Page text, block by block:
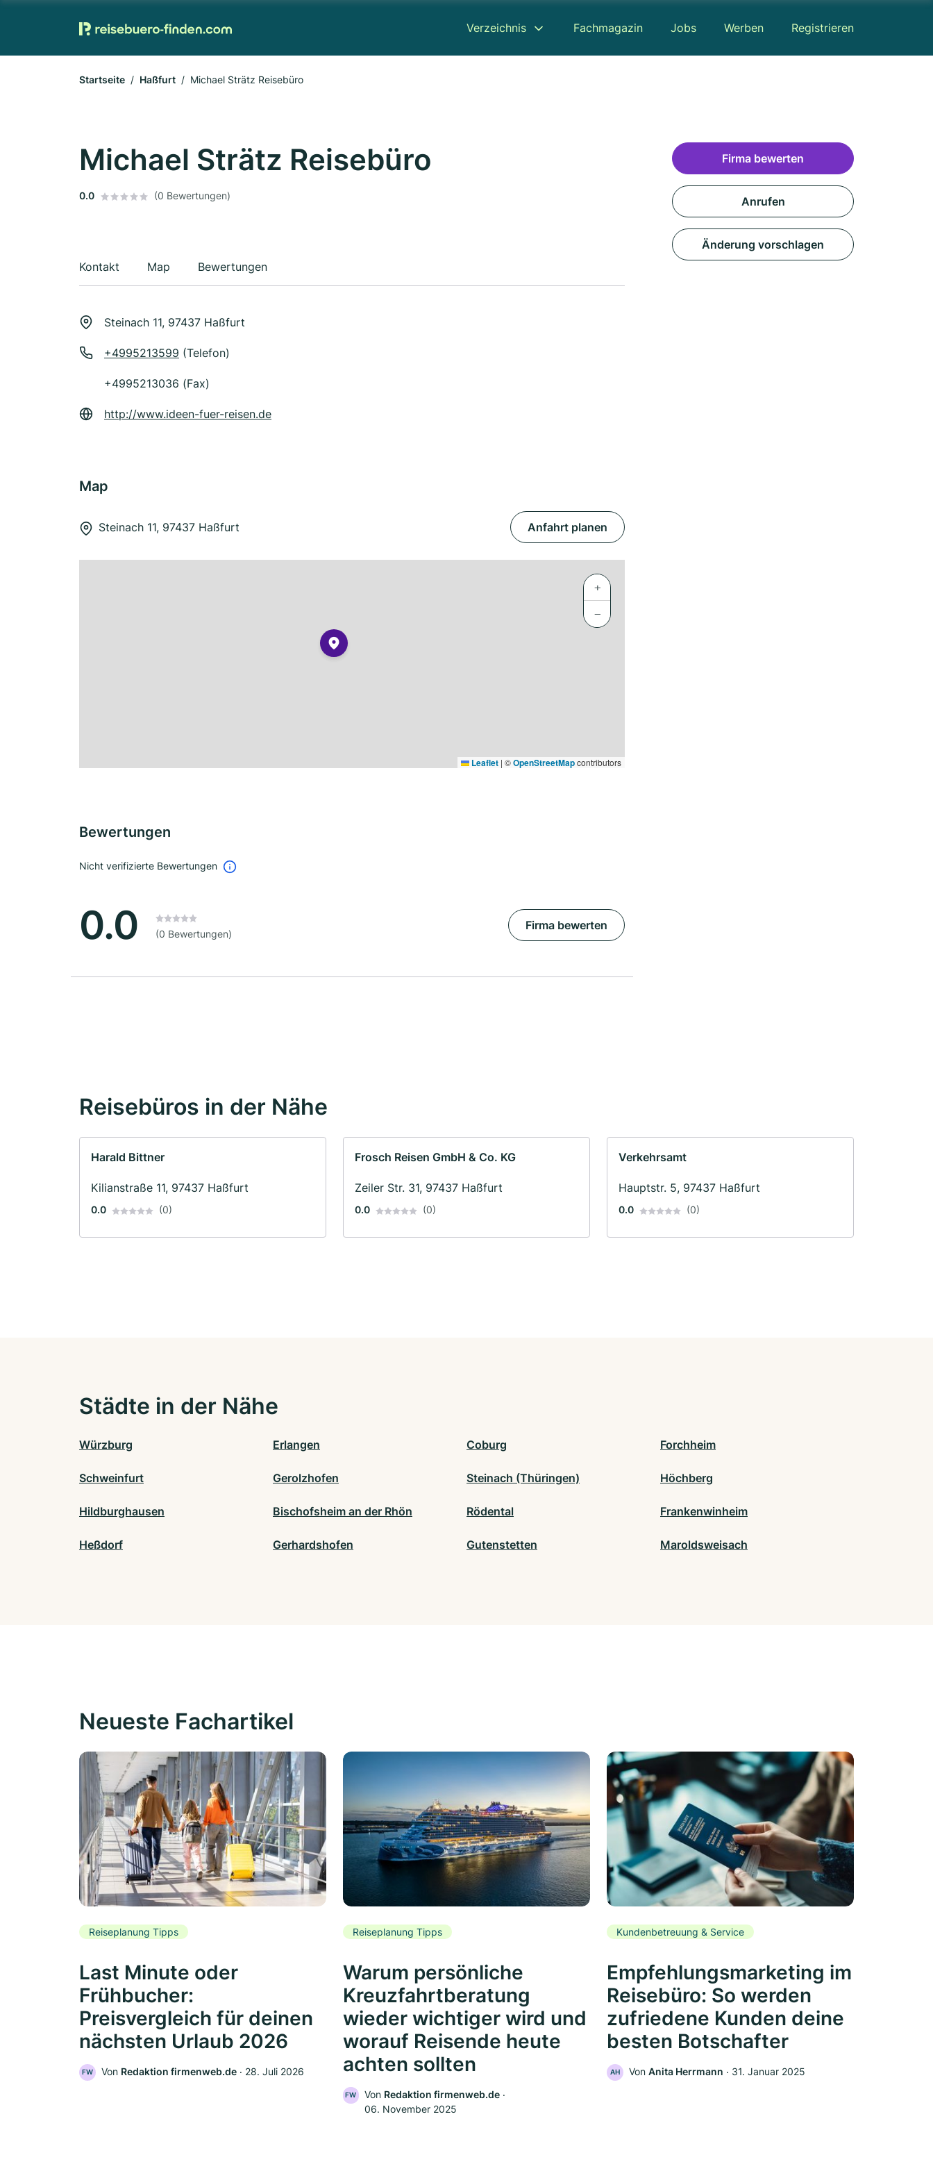
Verzeichnis Fachmagazin Jobs Werben Registrieren
Startseite Haßfurt Michael Strätz Reisebüro
Michael Strätz Reisebüro
0.0 (0 Bewertungen)
Kontakt Map Bewertungen
Steinach 11, 97437 Haßfurt
+4995213599 (Telefon)
+4995213036 (Fax)
http://www.ideen-fuer-reisen.de
Map
Steinach 11, 97437 Haßfurt Anfahrt planen
+
−
Leaflet | ©OpenStreetMapcontributors
Bewertungen
Nicht verifizierte Bewertungen
0.0 (0 Bewertungen)
Firma bewerten
Firma bewerten
Anrufen
Änderung vorschlagen
Reisebüros in der Nähe
Harald Bittner
Kilianstraße 11, 97437 Haßfurt
0.0 (0)
Frosch Reisen GmbH & Co. KG
Zeiler Str. 31, 97437 Haßfurt
0.0 (0)
Verkehrsamt
Hauptstr. 5, 97437 Haßfurt
0.0 (0)
Städte in der Nähe
Würzburg Erlangen Coburg Forchheim
Schweinfurt Gerolzhofen Steinach (Thüringen) Höchberg
Hildburghausen Bischofsheim an der Rhön Rödental Frankenwinheim
Heßdorf Gerhardshofen Gutenstetten Maroldsweisach
Neueste Fachartikel
Reiseplanung Tipps
Last Minute oder
Frühbucher:
Preisvergleich für deinen
nächsten Urlaub 2026
FW Von Redaktion firmenweb.de ‧ 28. Juli 2026
Reiseplanung Tipps
Warum persönliche
Kreuzfahrtberatung
wieder wichtiger wird und
worauf Reisende heute
achten sollten
FW Von Redaktion firmenweb.de‧
06. November 2025
Kundenbetreuung & Service
Empfehlungsmarketing im
Reisebüro: So werden
zufriedene Kunden deine
besten Botschafter
AH Von Anita Herrmann ‧ 31. Januar 2025